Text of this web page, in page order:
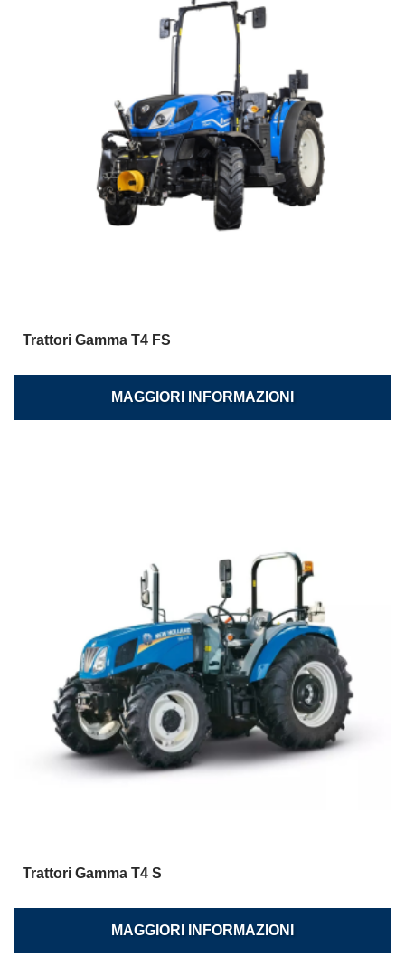
Trattori Gamma T4 FS
MAGGIORI INFORMAZIONI
Trattori Gamma T4 S
MAGGIORI INFORMAZIONI